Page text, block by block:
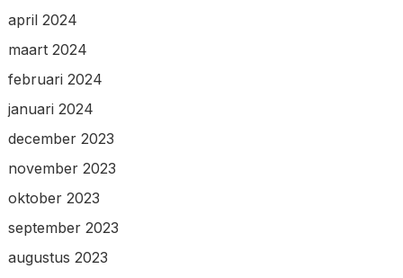
april 2024
maart 2024
februari 2024
januari 2024
december 2023
november 2023
oktober 2023
september 2023
augustus 2023